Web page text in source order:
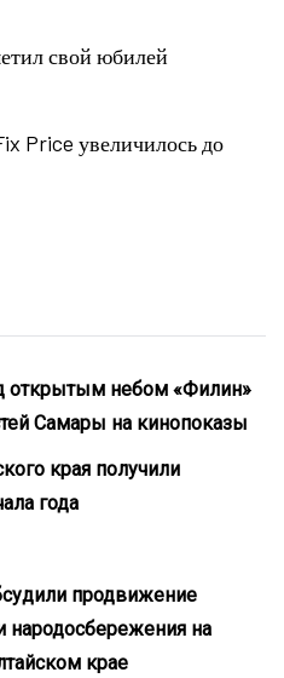
свой юбилей
Price увеличилось до
открытым небом «Филин»
Самары на кинопоказы
края получили
года
продвижение
народосбережения на
крае